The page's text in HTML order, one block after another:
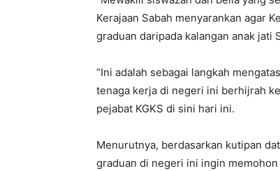
Kerajaan Sabah menyarankan agar
graduan daripada kalangan anak
“Ini adalah sebagai langkah
tenaga kerja di negeri ini berhijrah
pejabat KGKS di sini hari ini.
Menurutnya, berdasarkan kutipan
graduan di negeri ini ingin